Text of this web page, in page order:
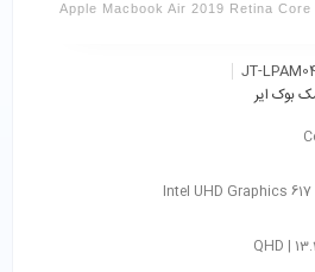
Apple Macbook Air 2019 Retina
JT-
بوک ایر